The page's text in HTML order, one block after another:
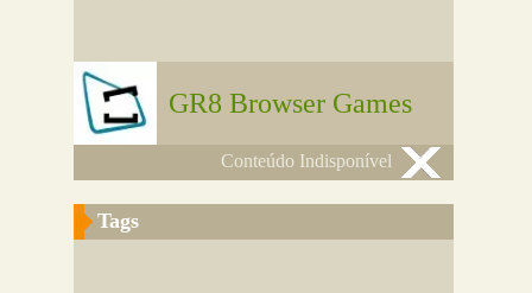
GR8 Browser Games
Conteúdo Indisponível
Tags